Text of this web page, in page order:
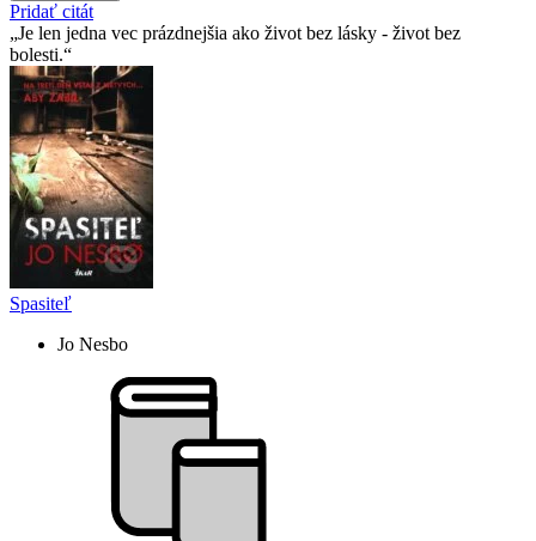
Pridať citát
Je len jedna vec prázdnejšia ako život bez lásky - život bez
bolesti.
Spasiteľ
Jo Nesbo